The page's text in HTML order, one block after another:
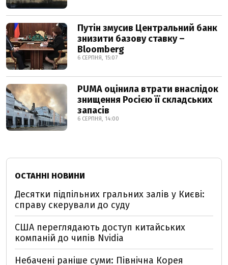
Путін змусив Центральний банк
знизити базову ставку –
Bloomberg
6 СЕРПНЯ, 15:07
PUMA оцінила втрати внаслідок
знищення Росією її складських
запасів
6 СЕРПНЯ, 14:00
ОСТАННІ НОВИНИ
Десятки підпільних гральних залів у Києві:
справу скерували до суду
США переглядають доступ китайських
компаній до чипів Nvidia
Небачені раніше суми: Північна Корея